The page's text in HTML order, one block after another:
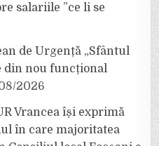
salariile ”ce li se
de Urgență „Sfântul
din nou funcțional
2026
Vrancea își exprimă
în care majoritatea